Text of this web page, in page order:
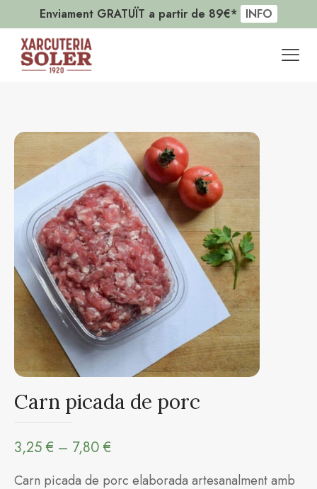
Enviament GRATUÏT a partir de 89€* INFO
Carn picada de porc
3,25 € – 7,80 €
de
Carn picada de porc elaborada artesanalment amb